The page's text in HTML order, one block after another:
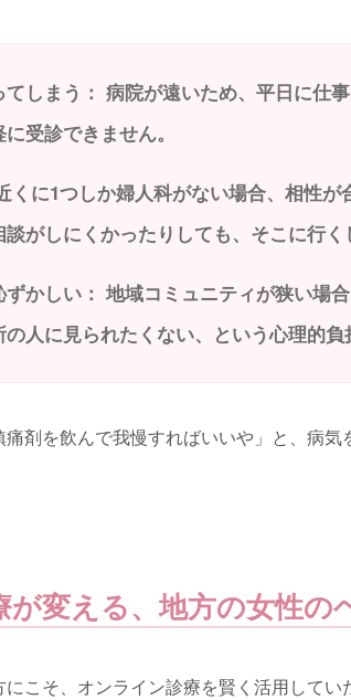
しまう： 病院が遠いため、平日に仕
受診できません。
くに1つしか婦人科がない場合、相性が
がしにくかったりしても、そこに行く
かしい： 地域コミュニティが狭い場
人に見られたくない、という心理的負
剤を飲んで我慢すればいいや」と、病気
変える、地方の女性の
こそ、オンライン診療を賢く活用してい